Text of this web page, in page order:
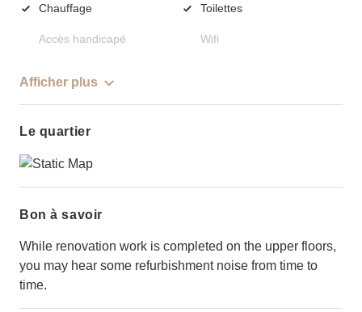
Chauffage Toilettes
Accès handicapé Wifi
Afficher plus
Le quartier
Bon à savoir
While renovation work is completed on the upper floors,
you may hear some refurbishment noise from time to
time.